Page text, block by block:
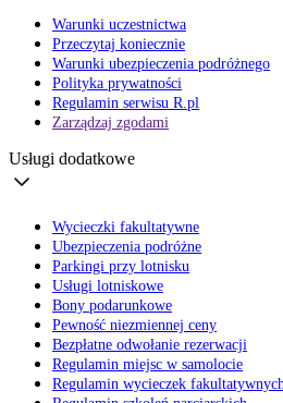
Warunki uczestnictwa
Przeczytaj koniecznie
Warunki ubezpieczenia podróżnego
Polityka prywatności
Regulamin serwisu R.pl
Zarządzaj zgodami
Usługi dodatkowe
Wycieczki fakultatywne
Ubezpieczenia podróżne
Parkingi przy lotnisku
Usługi lotniskowe
Bony podarunkowe
Pewność niezmiennej ceny
Bezpłatne odwołanie rezerwacji
Regulamin miejsc w samolocie
Regulamin wycieczek